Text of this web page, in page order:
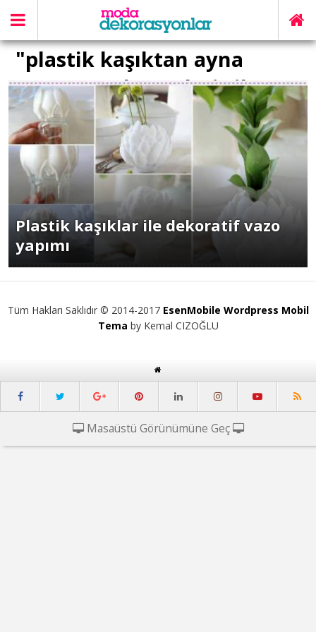
"plastik kaşıktan ayna
yapımı malzemeleri" ile
İlişikli yazılar
Plastik kaşıklar ile dekoratif vazo
yapımı
Tüm Hakları Saklıdır © 2014-2017 EsenMobile Wordpress Mobil
Tema by Kemal CIZOĞLU
Masaüstü Görünümüne Geç